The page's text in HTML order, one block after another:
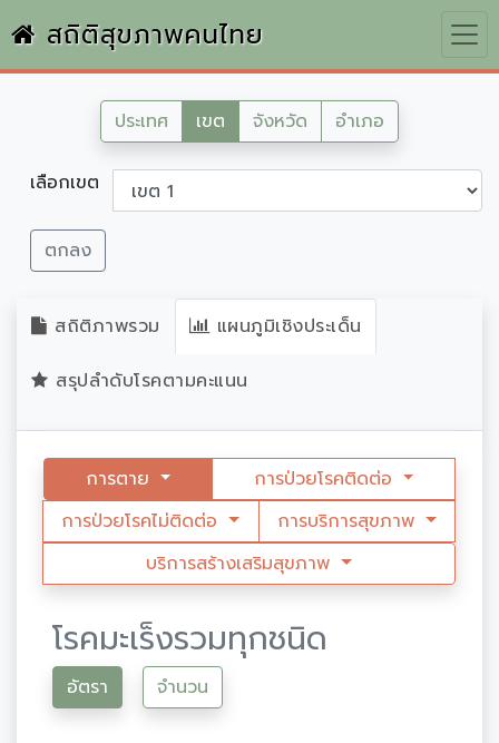
สถิติสุขภาพคนไทย
ประเทศ เขต จังหวัด อำเภอ
เลือกเขต
ตกลง
สถิติภาพรวม แผนภูมิเชิงประเด็น
สรุปลำดับโรคตามคะแนน
การตาย
การป่วยโรคติดต่อ
การป่วยโรคไม่ติดต่อ
การบริการสุขภาพ
บริการสร้างเสริมสุขภาพ
โรคมะเร็งรวมทุกชนิด
อัตรา จำนวน